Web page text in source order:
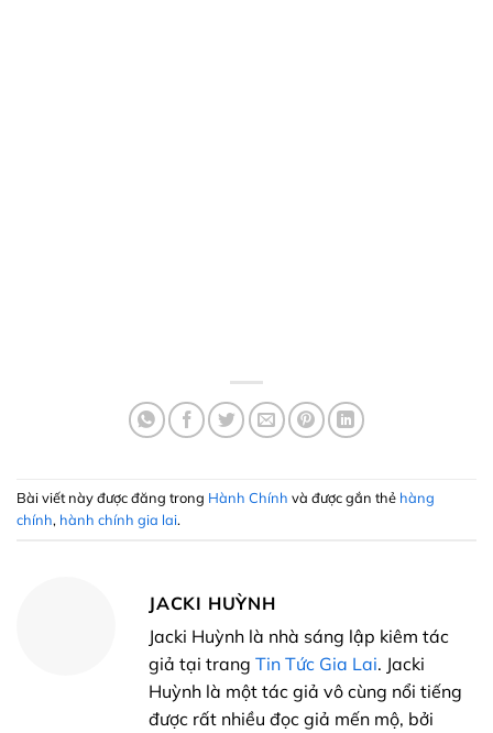
Bài viết này được đăng trong Hành Chính và được gắn thẻ hàng
chính, hành chính gia lai.
JACKI HUỲNH
Jacki Huỳnh là nhà sáng lập kiêm tác
giả tại trang Tin Tức Gia Lai. Jacki
Huỳnh là một tác giả vô cùng nổi tiếng
được rất nhiều đọc giả mến mộ, bởi